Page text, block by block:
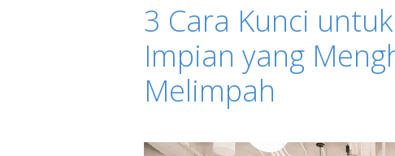
3 Cara Kunci
Impian yang
Melimpah